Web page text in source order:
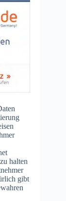
halten
gibt